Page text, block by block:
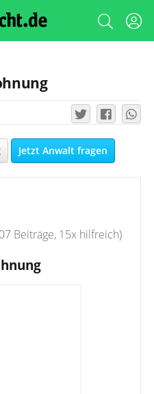
Jetzt Anwalt fragen
Beiträge, 15x hilfreich)